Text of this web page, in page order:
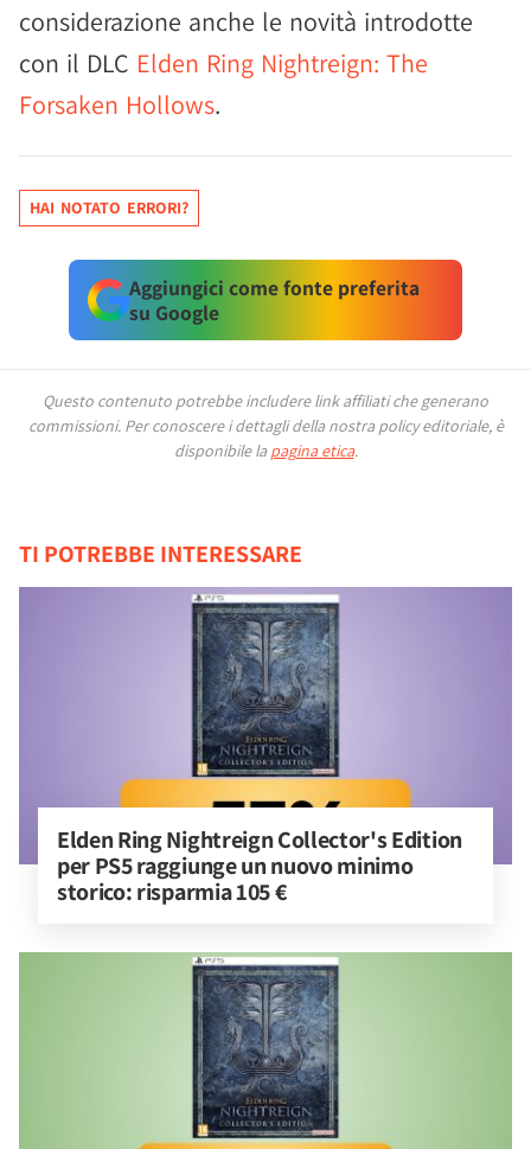
considerazione anche le novità introdotte
con il DLC Elden Ring Nightreign: The
Forsaken Hollows.
HAI NOTATO ERRORI?
Aggiungici come fonte preferita
su Google
Questo contenuto potrebbe includere link affiliati che generano
commissioni. Per conoscere i dettagli della nostra policy editoriale, è
disponibile la pagina etica.
TI POTREBBE INTERESSARE
Elden Ring Nightreign Collector's Edition
per PS5 raggiunge un nuovo minimo
storico: risparmia 105 €